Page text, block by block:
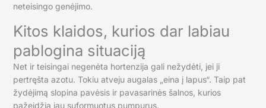
neteisingo genėjimo.
Kitos klaidos, kurios dar labiau
pablogina situaciją
Net ir teisingai negenėta hortenzija gali nežydėti, jei ji
pertręšta azotu. Tokiu atveju augalas „eina į lapus“. Taip pat
žydėjimą slopina pavėsis ir pavasarinės šalnos, kurios
pažeidžia jau suformuotus pumpurus.